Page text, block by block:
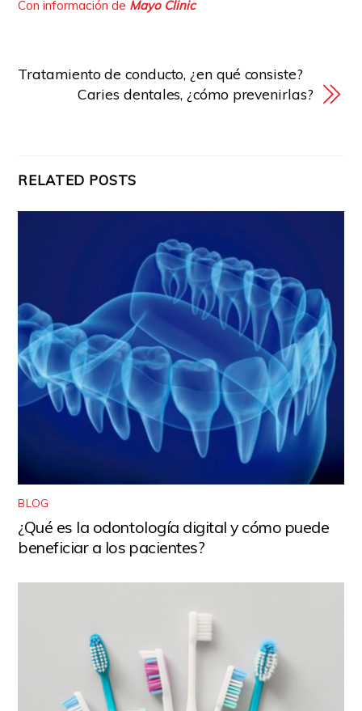
Con información de Mayo Clinic
Tratamiento de conducto, ¿en qué consiste?
Caries dentales, ¿cómo prevenirlas?
RELATED POSTS
BLOG
¿Qué es la odontología digital y cómo puede
beneficiar a los pacientes?